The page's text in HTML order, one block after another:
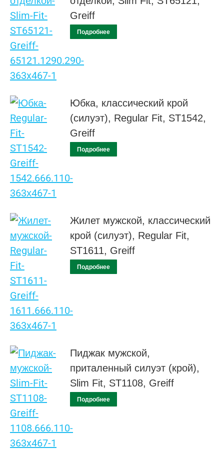
Greiff
Подробнее
Юбка, классический крой
(силуэт), Regular Fit, ST1542,
Greiff
Подробнее
Жилет мужской, классический
крой (силуэт), Regular Fit,
ST1611, Greiff
Подробнее
Пиджак мужской,
приталенный силуэт (крой),
Slim Fit, ST1108, Greiff
Подробнее